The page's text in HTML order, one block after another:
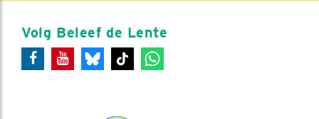
Volg Beleef de Lente